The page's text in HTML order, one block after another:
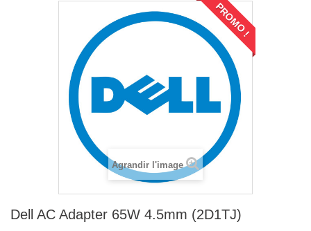
PROMO !
Agrandir l'image
Dell AC Adapter 65W 4.5mm (2D1TJ)